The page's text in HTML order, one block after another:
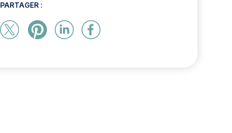
PARTAGER :